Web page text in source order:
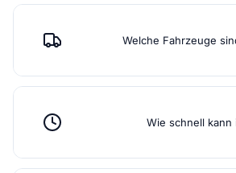
Welche Fahrzeuge
Wie schnell kann